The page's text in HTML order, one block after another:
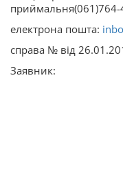
приймальня(061)764-
електрона пошта:
справа № від
Заявник: